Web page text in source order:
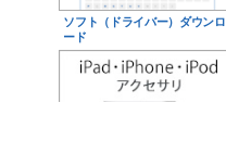
ソフト（ドライバー）ダウンロ
ード